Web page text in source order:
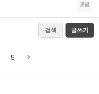
댓글
검색 글쓰기
5